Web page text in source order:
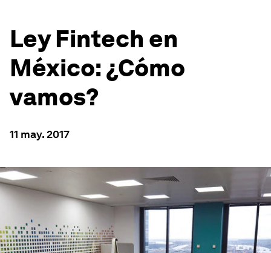
Ley Fintech en
México: ¿Cómo
vamos?
11 may. 2017